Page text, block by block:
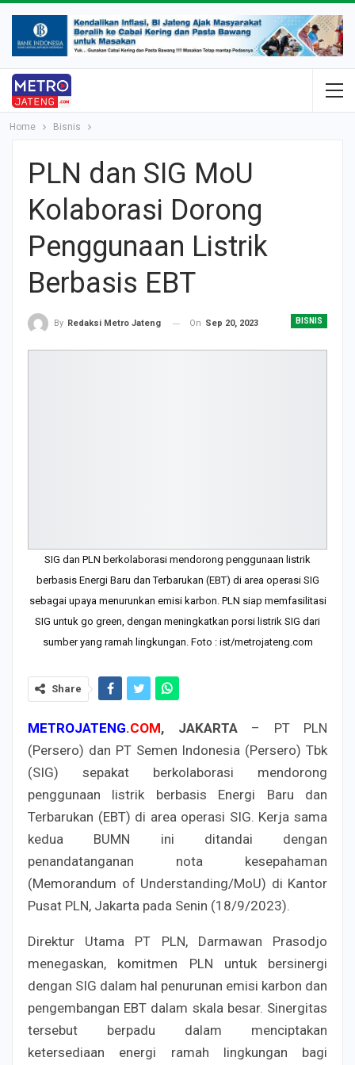
Home Bisnis
PLN dan SIG MoU
Kolaborasi Dorong
Penggunaan Listrik
Berbasis EBT
BISNIS
By Redaksi Metro Jateng On Sep 20, 2023
SIG dan PLN berkolaborasi mendorong penggunaan listrik
berbasis Energi Baru dan Terbarukan (EBT) di area operasi SIG
sebagai upaya menurunkan emisi karbon. PLN siap memfasilitasi
SIG untuk go green, dengan meningkatkan porsi listrik SIG dari
sumber yang ramah lingkungan. Foto : ist/metrojateng.com
Share
METROJATENG.COM, JAKARTA– PT PLN
(Persero) dan PT Semen Indonesia (Persero) Tbk
(SIG) sepakat berkolaborasi mendorong
penggunaan listrik berbasis Energi Baru dan
Terbarukan (EBT) di area operasi SIG. Kerja sama
kedua BUMN ini ditandai dengan
penandatanganan nota kesepahaman
(Memorandum of Understanding/MoU) di Kantor
Pusat PLN, Jakarta pada Senin (18/9/2023).
Direktur Utama PT PLN, Darmawan Prasodjo
menegaskan, komitmen PLN untuk bersinergi
dengan SIG dalam hal penurunan emisi karbon dan
pengembangan EBT dalam skala besar. Sinergitas
tersebut berpadu dalam menciptakan
ketersediaan energi ramah lingkungan bagi